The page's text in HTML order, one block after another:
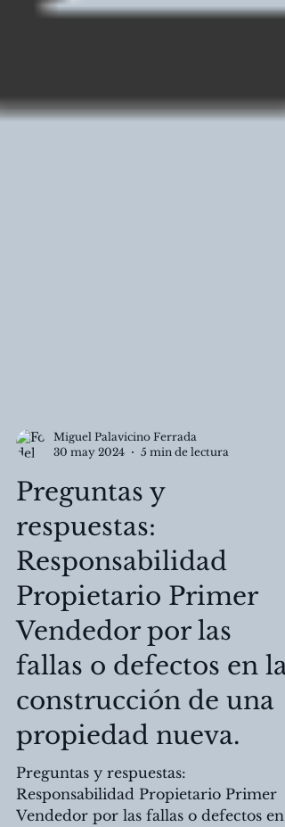
30 may 2024
5 min de lectura
Preguntas y
respuestas:
Responsabilidad
Propietario Primer
Vendedor por las
fallas o defectos en la
construcción de una
propiedad nueva.
Preguntas y respuestas: